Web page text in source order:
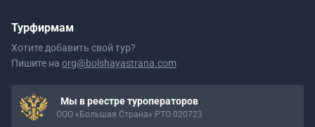
Турфирмам
Хотите добавить свой тур?
Пишите на org@bolshayastrana.com
Мы в реестре туроператоров
ООО «Большая Страна» РТО 020723